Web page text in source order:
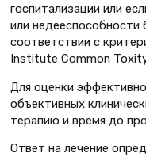
госпитализации или
или недееспособности
соответствии с
Institute Common
Для оценки
объективных
терапию и время до
Ответ на лечение